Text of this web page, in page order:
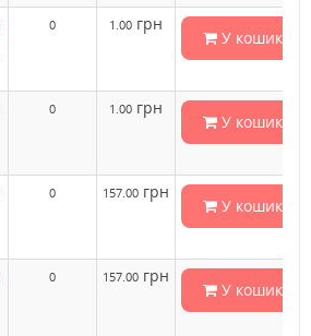
0 1.00 грн
У кошик
0 1.00 грн
У кошик
0 157.00 грн
У кошик
0 157.00 грн
У кошик